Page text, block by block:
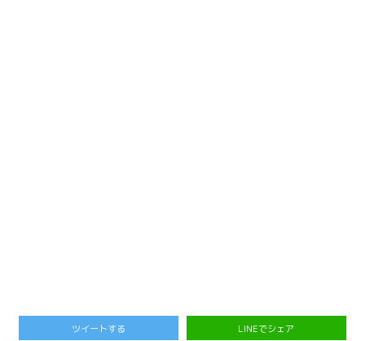
ツイートする LINEでシェア